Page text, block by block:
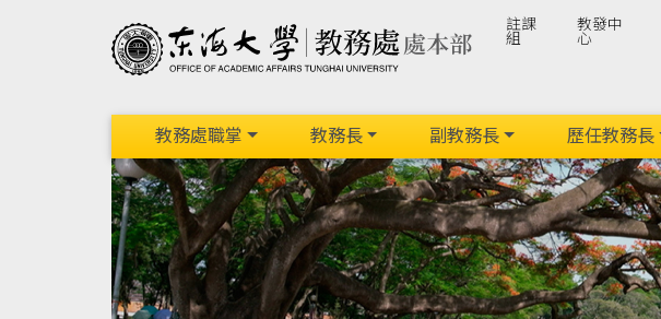
註課
組
教發中
心
教務處職掌 教務長 副教務長 歷任教務長